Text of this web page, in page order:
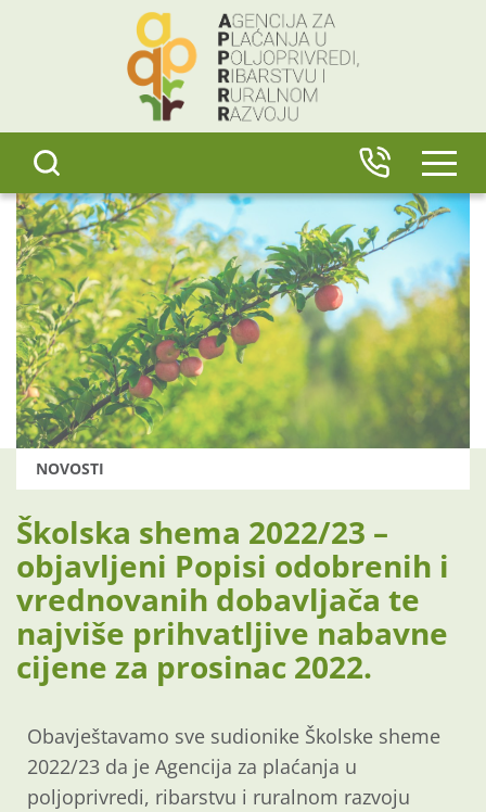
NOVOSTI
Školska shema 2022/23 –
objavljeni Popisi odobrenih i
vrednovanih dobavljača te
najviše prihvatljive nabavne
cijene za prosinac 2022.
Obavještavamo sve sudionike Školske sheme
2022/23 da je Agencija za plaćanja u
poljoprivredi, ribarstvu i ruralnom razvoju